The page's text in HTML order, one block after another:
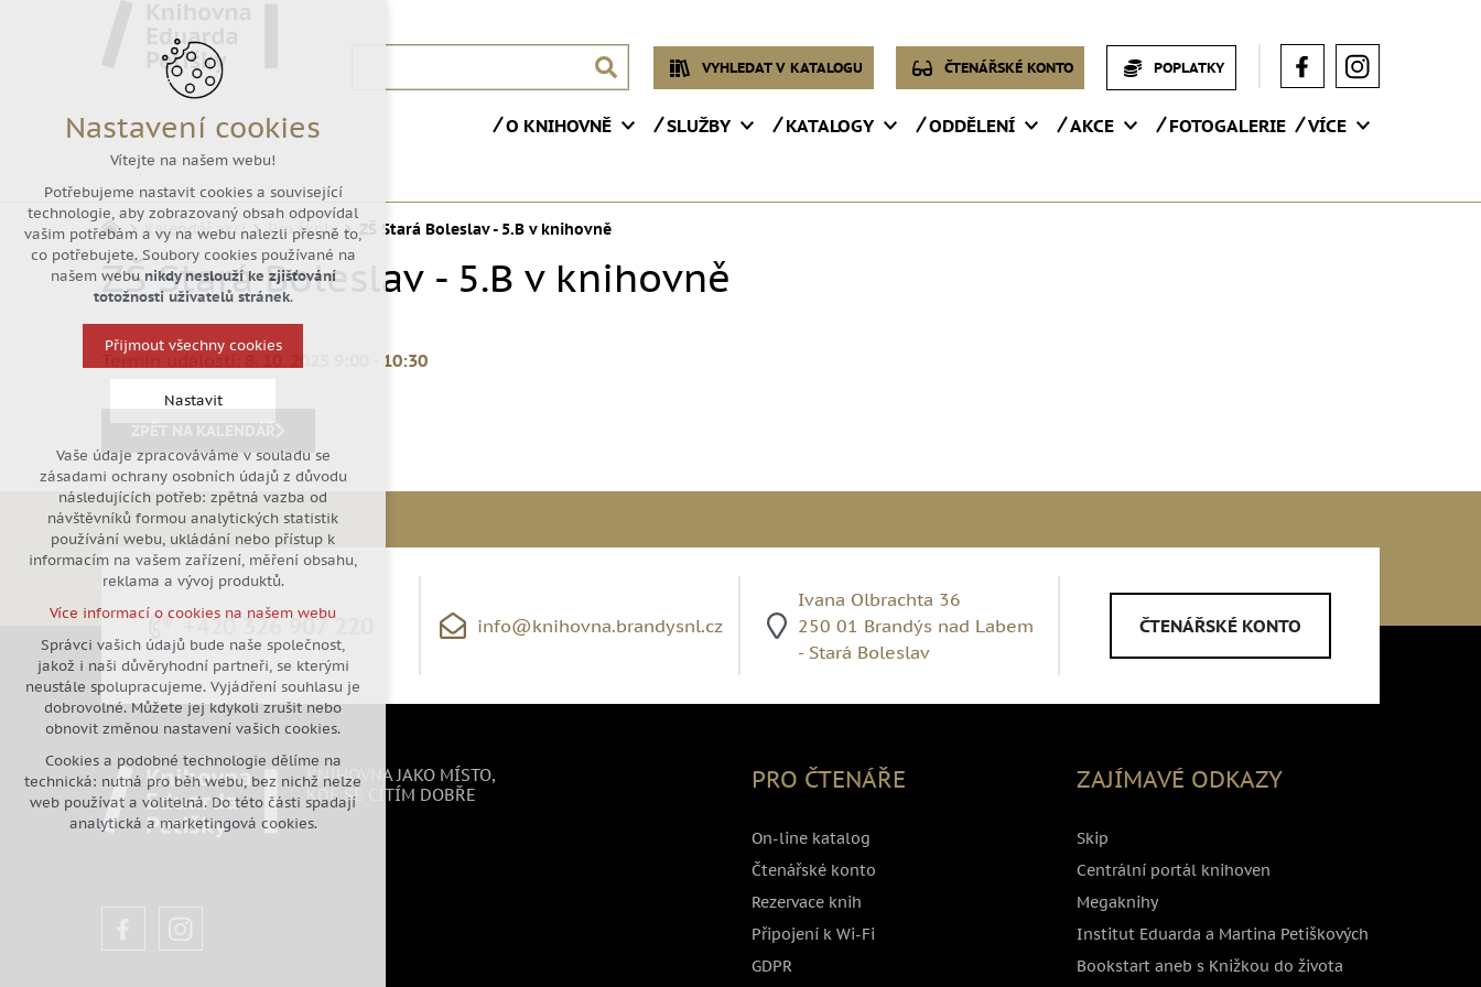
VYHLEDAT V KATALOGU ČTENÁŘSKÉ KONTO POPLATKY
O KNIHOVNĚ SLUŽBY KATALOGY ODDĚLENÍ AKCE FOTOGALERIE VÍCE
Kalendář akcí Pro školy ZŠ Stará Boleslav - 5.B v knihovně
ZŠ Stará Boleslav - 5.B v knihovně
Termín události: 10:30
+420 326 907 220 info@knihovna.brandysnl.cz
Ivana Olbrachta 36
250 01 Brandýs nad Labem
- Stará Boleslav
ČTENÁŘSKÉ KONTO
KNIHOVNA JAKO MÍSTO,
KDE SE CÍTÍM DOBŘE
PRO ČTENÁŘE
On-line katalog
Čtenářské konto
Rezervace knih
Připojení k Wi-Fi
GDPR
ZAJÍMAVÉ ODKAZY
Skip
Centrální portál knihoven
Megaknihy
Institut Eduarda a Martina Petiškových
Bookstart aneb s Knižkou do života
Nastavení cookies
Vítejte na našem webu!
Potřebujeme nastavit cookies a související
technologie, aby zobrazovaný obsah odpovídal
vašim potřebám a vy na webu nalezli přesně to,
co potřebujete. Soubory cookies používané na
našem webu nikdy neslouží ke zjišťování
totožnosti uživatelů stránek.
Přijmout všechny cookies
Nastavit
Technická cookies
nutná pro provozování webu
udržení kontextu stránek (session):
případná přihlášení, volby jazyka,
apod.
analytická pro anonymizované
vyhodnocení návštěvnosti
marketingová cookies (Google)
Více informací o cookies na našem webu
Přijmout všechny cookies
Odmítnout vše
Vaše údaje zpracováváme v souladu se
zásadami ochrany osobních údajů z důvodu
následujících potřeb: zpětná vazba od
návštěvníků formou analytických statistik
používání webu, ukládání nebo přístup k
informacím na vašem zařízení, měření obsahu,
reklama a vývoj produktů.
Více informací o cookies na našem webu
Správci vašich údajů bude naše společnost,
jakož i naši důvěryhodní partneři, se kterými
neustále spolupracujeme. Vyjádření souhlasu je
dobrovolné. Můžete jej kdykoli zrušit nebo
obnovit změnou nastavení vašich cookies.
Cookies a podobné technologie dělíme na
technická: nutná pro běh webu, bez nichž nelze
web používat a volitelná. Do této části spadají
analytická a marketingová cookies.